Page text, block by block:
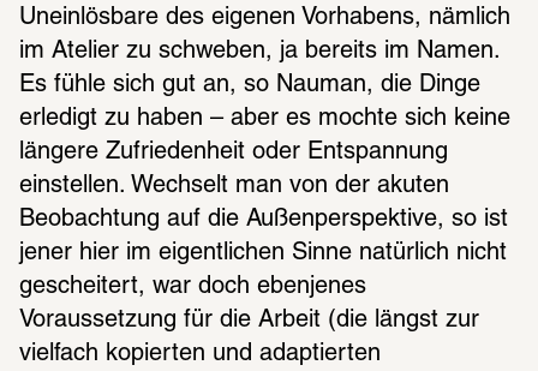
Uneinlösbare des eigenen Vorhabens, nämlich
im Atelier zu schweben, ja bereits im Namen.
Es fühle sich gut an, so Nauman, die Dinge
erledigt zu haben – aber es mochte sich keine
längere Zufriedenheit oder Entspannung
einstellen. Wechselt man von der akuten
Beobachtung auf die Außenperspektive, so ist
jener hier im eigentlichen Sinne natürlich nicht
gescheitert, war doch ebenjenes
Voraussetzung für die Arbeit (die längst zur
vielfach kopierten und adaptierten